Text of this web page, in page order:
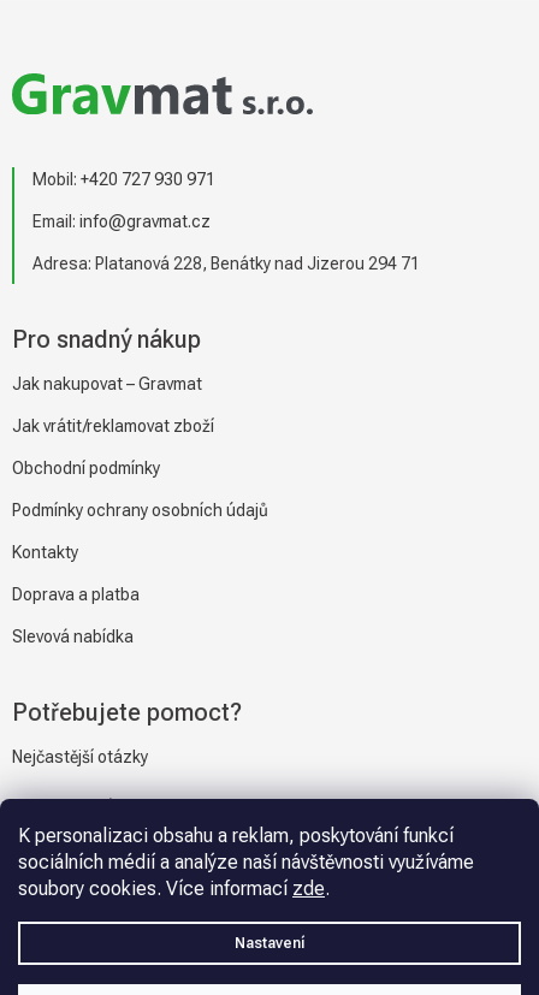
K personalizaci obsahu a reklam, poskytování funkcí
sociálních médií a analýze naší návštěvnosti využíváme
soubory cookies. Více informací zde.
Nastavení
p
a
Mobil: +420 727 930 971
Email: info@gravmat.cz
Adresa: Platanová 228, Benátky nad Jizerou 294 71
Pro snadný nákup
Jak nakupovat – Gravmat
Jak vrátit/reklamovat zboží
Obchodní podmínky
Podmínky ochrany osobních údajů
Kontakty
Doprava a platba
Slevová nabídka
Potřebujete pomoct?
Nejčastější otázky
Napiště nám
Copyright 2026Gravmat.cz. Všechna práva vyhrazena.Upravit